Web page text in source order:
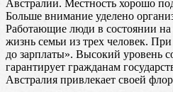
Австралии. Местность хорошо
Больше внимание уделено
Работающие люди в состоянии на
жизнь семьи из трех человек.
до зарплаты». Высокий уровень
гарантирует гражданам
Австралия привлекает своей